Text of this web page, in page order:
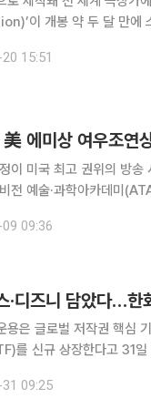
개봉 약 두 달 만에 스트리밍 시장에
극장에서 개봉해 약 9주간
15:51
에미상 여우조연
미국 최고 권위의 방송 시상식인
전 예술·과학아카데미
보도했다. 윤여정은 넷플릭스 오
09:36
·디즈니 담았다…
용은 글로벌 저작권 핵심
장한다고 31일 밝혔다. 이 상품은 구독 플랫폼, 지적재
09:25